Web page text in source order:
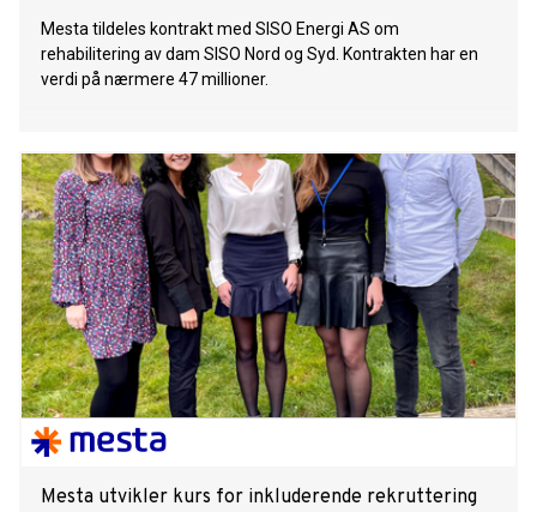
Mesta tildeles kontrakt med SISO Energi AS om
rehabilitering av dam SISO Nord og Syd. Kontrakten har en
verdi på nærmere 47 millioner.
Mesta utvikler kurs for inkluderende rekruttering